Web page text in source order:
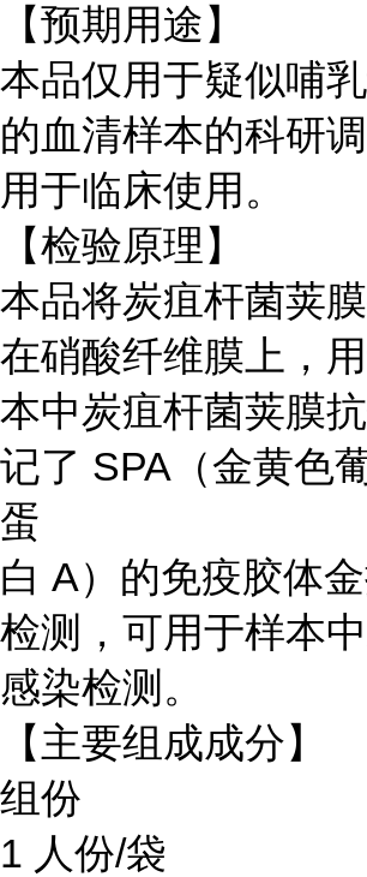
【预期用途】
本品仅用于疑似哺
的血清样本的科研
用于临床使用。
【检验原理】
本品将炭疽杆菌荚
在硝酸纤维膜上，
本中炭疽杆菌荚膜
记了 SPA（金黄色
蛋
白 A）的免疫胶体
检测，可用于样本
感染检测。
【主要组成成分】
组份
1 人份/袋